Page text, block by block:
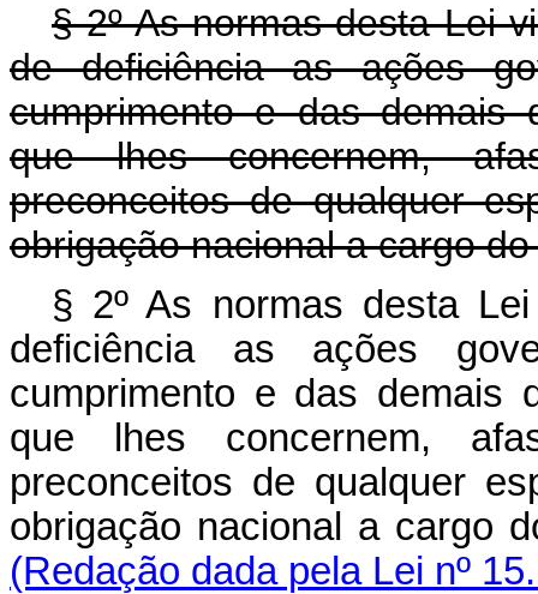
§ 2º As normas desta Lei
de deficiência as ações
cumprimento e das demais
que lhes concernem,
preconceitos de qualquer
obrigação nacional a cargo
§ 2º As normas desta
deficiência as ações
cumprimento e das demais
que lhes concernem,
preconceitos de qualquer
obrigação nacional a
(Redação dada pela Lei nº